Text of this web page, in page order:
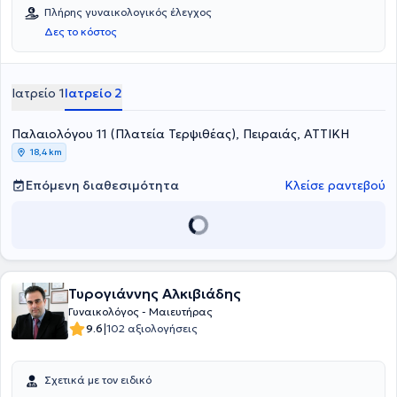
Πλήρης γυναικολογικός έλεγχος
Δες το κόστος
Ιατρείο 1Ιατρείο 2
Παλαιολόγου 11 (Πλατεία Τερψιθέας), Πειραιάς, ΑΤΤΙΚΗ
18,4 km
Επόμενη διαθεσιμότητα Κλείσε ραντεβού
Τυρογιάννης Αλκιβιάδης
Γυναικολόγος - Μαιευτήρας
9.6|102 αξιολογήσεις
Σχετικά με τον ειδικό